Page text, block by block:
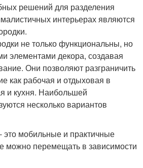
решений для разделения
интерьерах являются
не только функциональны, но
элементами декора, создавая
Они позволяют разграничить
как рабочая и отдыховая в
и кухня. Наибольшей
несколько вариантов
мобильные и практичные
можно перемещать в зависимости